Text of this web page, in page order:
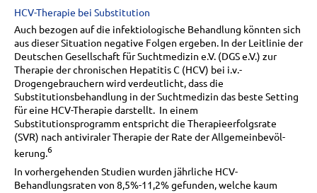
HCV-Therapie bei Substitution
Auch bezogen auf die infektiologische Behandlung könnten sich
aus dieser Situation negative Folgen ergeben. In der Leitlinie der
Deutschen Gesellschaft für Suchtmedizin e.V. (DGS e.V.) zur
Therapie der chronischen Hepatitis C (HCV) bei i.v.-
Drogengebrauchern wird verdeutlicht, dass die
Substitutionsbehandlung in der Suchtmedizin das beste Setting
für eine HCV-Therapie darstellt. In einem
Substitutionsprogramm entspricht die Therapieerfolgsrate
(SVR) nach antiviraler Therapie der Rate der Allgemeinbevöl-
kerung. 6
In vorhergehenden Studien wurden jährliche HCV-
Behandlungsraten von 8,5%-11,2% gefunden, welche kaum